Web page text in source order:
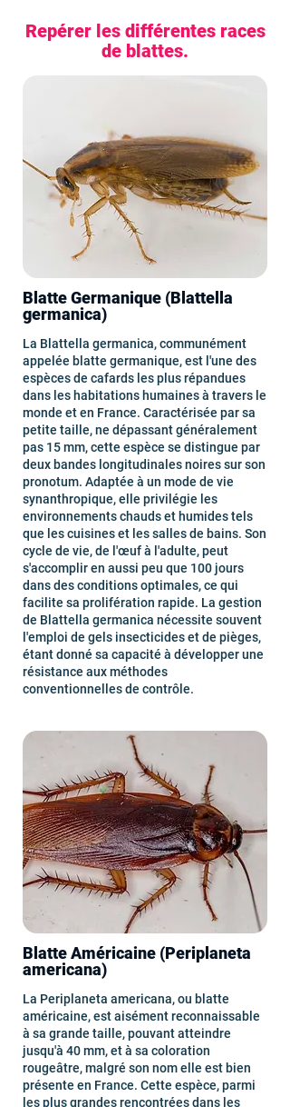
Repérer les différentes races
de blattes.
Blatte Germanique (Blattella
germanica)
La Blattella germanica, communément
appelée blatte germanique, est l'une des
espèces de cafards les plus répandues
dans les habitations humaines à travers le
monde et en France. Caractérisée par sa
petite taille, ne dépassant généralement
pas 15 mm, cette espèce se distingue par
deux bandes longitudinales noires sur son
pronotum. Adaptée à un mode de vie
synanthropique, elle privilégie les
environnements chauds et humides tels
que les cuisines et les salles de bains. Son
cycle de vie, de l'œuf à l'adulte, peut
s'accomplir en aussi peu que 100 jours
dans des conditions optimales, ce qui
facilite sa prolifération rapide. La gestion
de Blattella germanica nécessite souvent
l'emploi de gels insecticides et de pièges,
étant donné sa capacité à développer une
résistance aux méthodes
conventionnelles de contrôle.
Blatte Américaine (Periplaneta
americana)
La Periplaneta americana, ou blatte
américaine, est aisément reconnaissable
à sa grande taille, pouvant atteindre
jusqu'à 40 mm, et à sa coloration
rougeâtre, malgré son nom elle est bien
présente en France. Cette espèce, parmi
les plus grandes rencontrées dans les